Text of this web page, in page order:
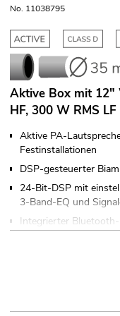
No. 11038795
Aktive Box mit 12"
HF, 300 W RMS LF
Aktive PA-
Festinstallationen
DSP-gesteuerter
24-Bit-DSP mit
3-Band-EQ und
Integrierter